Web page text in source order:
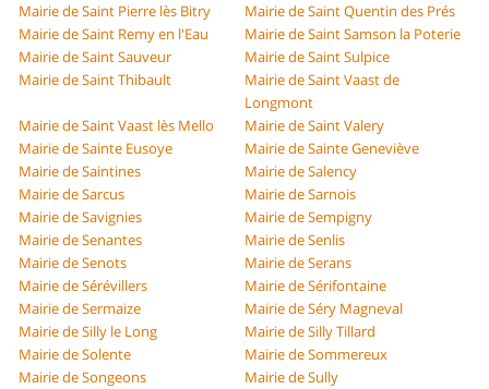
Mairie de Saint Pierre lès Bitry
Mairie de Saint Quentin des Prés
Mairie de Saint Remy en l'Eau
Mairie de Saint Samson la Poterie
Mairie de Saint Sauveur
Mairie de Saint Sulpice
Mairie de Saint Thibault
Mairie de Saint Vaast de
Longmont
Mairie de Saint Vaast lès Mello
Mairie de Saint Valery
Mairie de Sainte Eusoye
Mairie de Sainte Geneviève
Mairie de Saintines
Mairie de Salency
Mairie de Sarcus
Mairie de Sarnois
Mairie de Savignies
Mairie de Sempigny
Mairie de Senantes
Mairie de Senlis
Mairie de Senots
Mairie de Serans
Mairie de Sérévillers
Mairie de Sérifontaine
Mairie de Sermaize
Mairie de Séry Magneval
Mairie de Silly le Long
Mairie de Silly Tillard
Mairie de Solente
Mairie de Sommereux
Mairie de Songeons
Mairie de Sully